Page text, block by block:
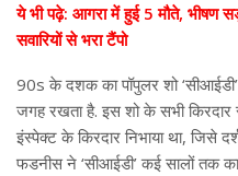
ये भी पढ़े: आगरा में हुई 5 मौते, भीषण
सवारियों से भरा टैंपो
90s के दशक का पॉपुलर शो
जगह रखता है. इस शो के सभी
इंस्पेक्ट के किरदार निभाया था, जिसे
फडनीस ने ‘सीआईडी’ कई सालों तक